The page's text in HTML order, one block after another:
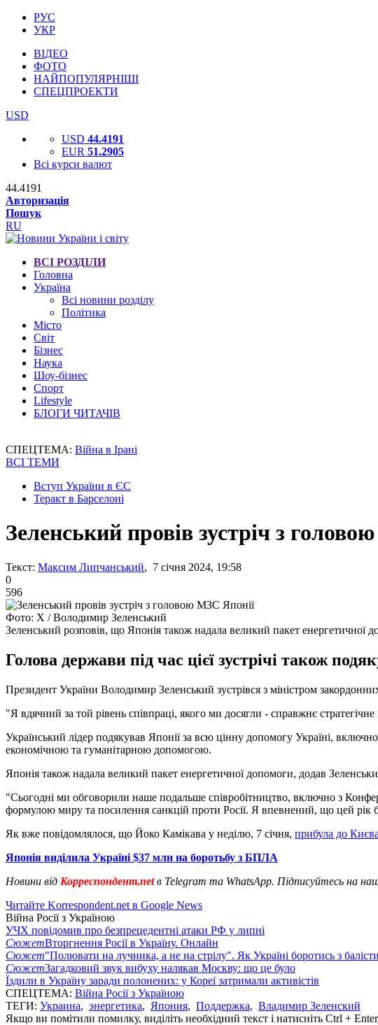
РУС
УКР
ВІДЕО
ФОТО
НАЙПОПУЛЯРНІШІ
СПЕЦПРОЕКТИ
USD
USD 44.4191
EUR 51.2905
Всі курси валют
44.4191
Авторизація
Пошук
RU
ВСІ РОЗДІЛИ
Головна
Україна
Всі новини розділу
Політика
Місто
Світ
Бізнес
Наука
Шоу-бізнес
Спорт
Lifestyle
БЛОГИ ЧИТАЧІВ
СПЕЦТЕМА: Війна в Ірані
ВСІ ТЕМИ
Вступ України в ЄС
Теракт в Барселоні
Зеленський провів зустріч з
Текст: Максим Липчанський, 7 січня 2024, 19:58
0
596
Фото: Х / Володимир Зеленський
Зеленський розповів, що Японія також надала великий пакет енергетичної
Голова держави під час цієї зустрічі також
Президент України Володимир Зеленський зустрівся з міністром
"Я вдячний за той рівень співпраці, якого ми досягли - справжнє
Український лідер подякував Японії за всю цінну допомогу Україні,
економічною та гуманітарною допомогою.
Японія також надала великий пакет енергетичної допомоги, додав
"Сьогодні ми обговорили наше подальше співробітництво, включно з
формулою миру та посилення санкцій проти Росії. Я впевнений, що цей
Як вже повідомлялося, що Йоко Камікава у неділю, 7 січня, прибула до
Японія виділила Україні $37 млн на боротьбу з БПЛА
Новини від Корреспондент.netв Telegram та WhatsApp. Підписуйтесь на
Читайте Korrespondent.net в Google News
Війна Росії з Україною
УЧХ повідомив про безпрецедентні атаки РФ у липні
СюжетВторгнення Росії в Україну. Онлайн
Сюжет"Полювати на лучника, а не на стрілу". Як Україні боротись з
СюжетЗагадковий звук вибуху налякав Москву: що це було
Їздили в Україну заради полонених: у Кореї затримали активістів
СПЕЦТЕМА: Війна Росії з Україною
ТЕГИ: Украина, энергетика, Япония, Поддержка, Владимир Зеленский
Якщо ви помітили помилку, виділіть необхідний текст і натисніть Ctrl +